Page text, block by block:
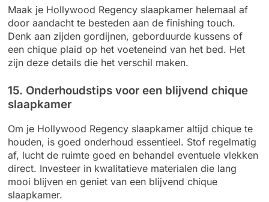
Maak je Hollywood Regency slaapkamer helemaal af
door aandacht te besteden aan de finishing touch.
Denk aan zijden gordijnen, geborduurde kussens of
een chique plaid op het voeteneind van het bed. Het
zijn deze details die het verschil maken.
15. Onderhoudstips voor een blijvend chique
slaapkamer
Om je Hollywood Regency slaapkamer altijd chique te
houden, is goed onderhoud essentieel. Stof regelmatig
af, lucht de ruimte goed en behandel eventuele vlekken
direct. Investeer in kwalitatieve materialen die lang
mooi blijven en geniet van een blijvend chique
slaapkamer.